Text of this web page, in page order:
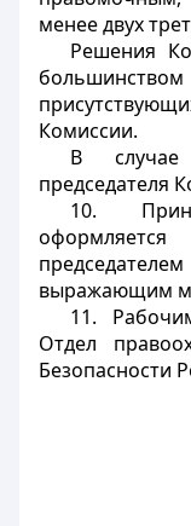
менее двух
Решения
большинством
Комиссии.
В случае
председателя
10.
оформляется
выражающим
11.
Отдел
Безопасности